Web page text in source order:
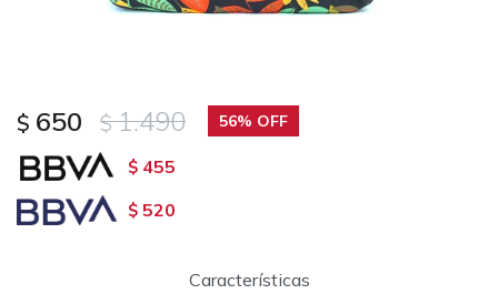
$ 650 $ 1.490 56
$ 455
$ 520
Características